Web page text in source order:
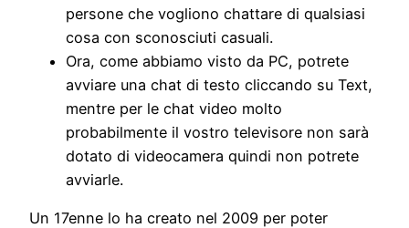
persone che vogliono chattare di qualsiasi
cosa con sconosciuti casuali.
Ora, come abbiamo visto da PC, potrete
avviare una chat di testo cliccando su Text,
mentre per le chat video molto
probabilmente il vostro televisore non sarà
dotato di videocamera quindi non potrete
avviarle.
Un 17enne lo ha creato nel 2009 per poter